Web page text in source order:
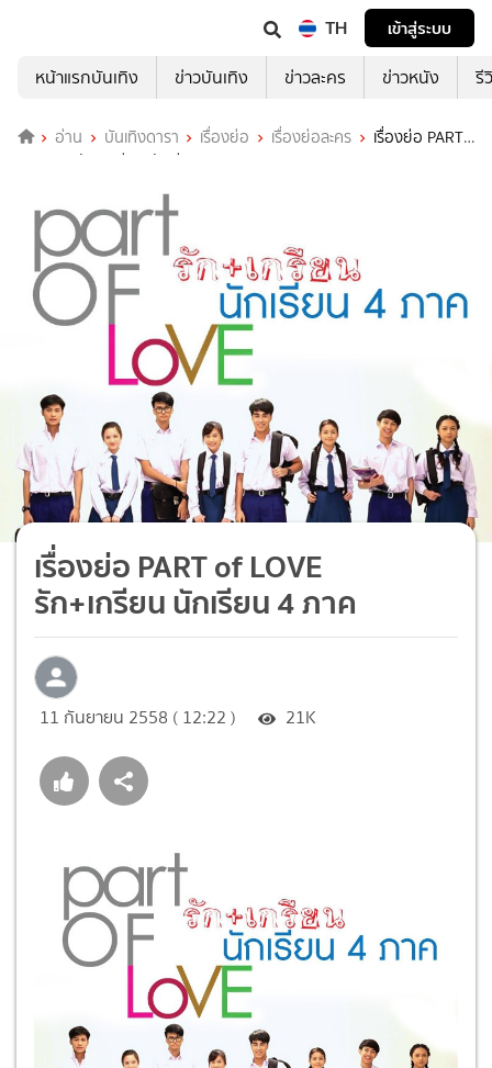
TH
เข้าสู่ระบบ
หน้าแรกบันเทิง
ข่าวบันเทิง ข่าวละคร ข่าวหนัง รี
อ่าน บันเทิงดารา เรื่องย่อ เรื่องย่อละคร
เรื่องย่อ PART
of LOVE รัก+เกรียน นักเรียน 4 ภาค
เรื่องย่อ PART of LOVE
รัก+เกรียน นักเรียน 4 ภาค
11 กันยายน 2558 ( 12:22 ) 21K